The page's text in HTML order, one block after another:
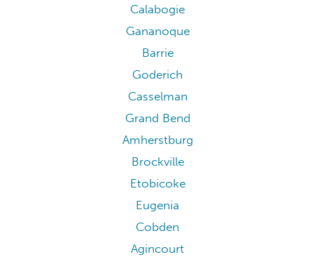
Calabogie
Gananoque
Barrie
Goderich
Casselman
Grand Bend
Amherstburg
Brockville
Etobicoke
Eugenia
Cobden
Agincourt